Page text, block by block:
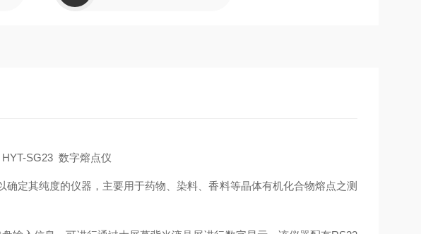
HYT-SG23 数字熔点仪
确定其纯度的仪器，主要用于药物、染料、香料等晶体有机化合物熔点之测